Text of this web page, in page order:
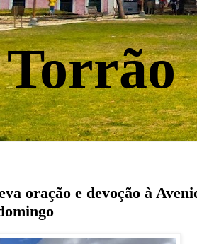
oração e devoção à